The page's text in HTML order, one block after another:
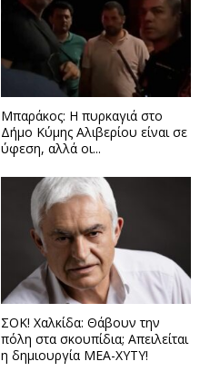
Μπαράκος: Η πυρκαγιά στο
Δήμο Κύμης Αλιβερίου είναι σε
ύφεση, αλλά οι...
ΣΟΚ! Χαλκίδα: Θάβουν την
πόλη στα σκουπίδια; Απειλείται
η δημιουργία ΜΕΑ-ΧΥΤΥ!